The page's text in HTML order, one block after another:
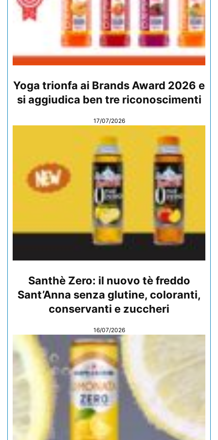
Yoga trionfa ai Brands Award 2026 e
si aggiudica ben tre riconoscimenti
17/07/2026
Santhè Zero: il nuovo tè freddo
Sant’Anna senza glutine, coloranti,
conservanti e zuccheri
16/07/2026